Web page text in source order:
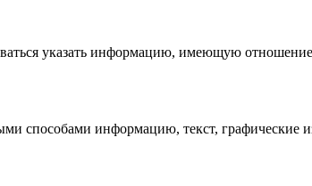
указать информацию, имеющую
способами информацию, текст, графические